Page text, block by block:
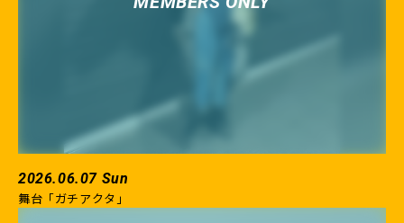
2026.06.07 Sun
舞台「ガチアクタ」